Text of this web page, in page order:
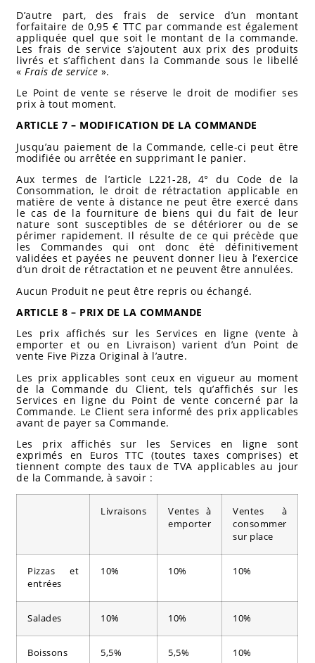
D’autre part, des frais de service d’un montant
forfaitaire de 0,95 € TTC par commande est également
appliquée quel que soit le montant de la commande.
Les frais de service s’ajoutent aux prix des produits
livrés et s’affichent dans la Commande sous le libellé
« Frais de service ».
Le Point de vente se réserve le droit de modifier ses
prix à tout moment.
ARTICLE 7 – MODIFICATION DE LA COMMANDE
Jusqu’au paiement de la Commande, celle-ci peut être
modifiée ou arrêtée en supprimant le panier.
Aux termes de l’article L221-28, 4° du Code de la
Consommation, le droit de rétractation applicable en
matière de vente à distance ne peut être exercé dans
le cas de la fourniture de biens qui du fait de leur
nature sont susceptibles de se détériorer ou de se
périmer rapidement. Il résulte de ce qui précède que
les Commandes qui ont donc été définitivement
validées et payées ne peuvent donner lieu à l’exercice
d’un droit de rétractation et ne peuvent être annulées.
Aucun Produit ne peut être repris ou échangé.
ARTICLE 8 – PRIX DE LA COMMANDE
Les prix affichés sur les Services en ligne (vente à
emporter et ou en Livraison) varient d’un Point de
vente Five Pizza Original à l’autre.
Les prix applicables sont ceux en vigueur au moment
de la Commande du Client, tels qu’affichés sur les
Services en ligne du Point de vente concerné par la
Commande. Le Client sera informé des prix applicables
avant de payer sa Commande.
Les prix affichés sur les Services en ligne sont
exprimés en Euros TTC (toutes taxes comprises) et
tiennent compte des taux de TVA applicables au jour
de la Commande, à savoir :
Livraisons
Ventes à
emporter
Ventes à
consommer
sur place
Pizzas et
entrées
10% 10% 10%
Salades 10% 10% 10%
Boissons
5,5% 5,5% 10%